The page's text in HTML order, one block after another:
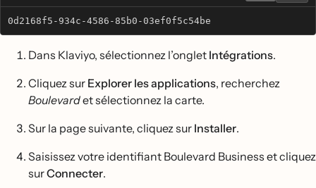
0d2168f5-934c-4586-85b0-03ef0f5c54be
Dans Klaviyo, sélectionnez l’onglet Intégrations.
Cliquez sur Explorer les applications, recherchez
Boulevardet sélectionnez la carte.
Sur la page suivante, cliquez sur Installer.
Saisissez votre identifiant Boulevard Business et cliquez
surConnecter.